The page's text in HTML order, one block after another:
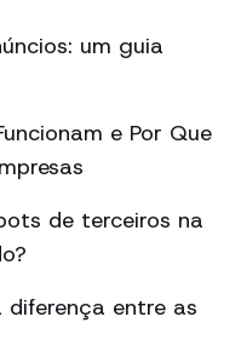
um guia
e Por Que
de terceiros na
diferença entre as